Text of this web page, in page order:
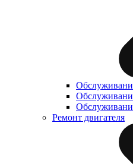
Ремонт двигателя